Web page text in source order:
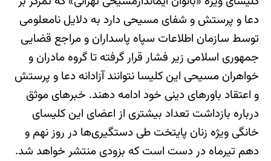
دعا و پرستش و شفای مسیحی دارد به دلایل نامعلومی
توسط سازمان اطلاعات سپاه پاسداران و مراجع قضایی
جمهوری اسلامی زیر فشار قرار گرفته تا گروه مادران و
خواهران مسیحی این کلیسا نتوانند آزادانه دعا و پرستش
و اعتقاد باورهای دینی خود ادامه دهند. خبرهای موثق
درباره بازداشت تعداد بیشتری از اعضای این کلیسای
خانگی ویژه زنان پایتخت طی دستگیری‌ها در روز نهم و
دهم تیرماه در دست است که بزودی منتشر خواهد شد.